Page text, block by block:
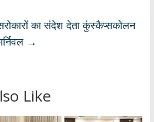
का संदेश देता कुंस्कैप्सकोलन
→
Like